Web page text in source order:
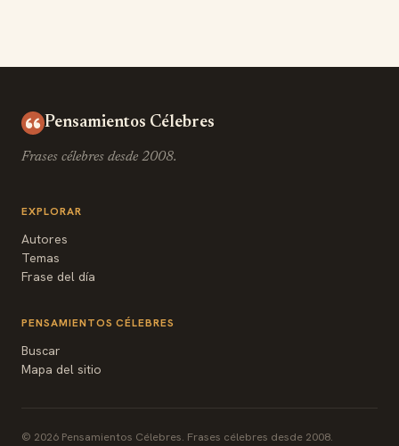
Pensamientos Célebres
Frases célebres desde 2008.
EXPLORAR
Autores
Temas
Frase del día
PENSAMIENTOS CÉLEBRES
Buscar
Mapa del sitio
© 2026 Pensamientos Célebres. Frases célebres desde 2008.